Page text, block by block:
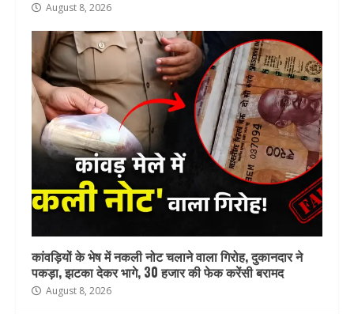
August 8, 2026
कांवड़ियों के भेष में नकली नोट चलाने वाला गिरोह, दुकानदार ने
पकड़ा, झटका देकर भागे, 30 हजार की फेक करेंसी बरामद
August 8, 2026